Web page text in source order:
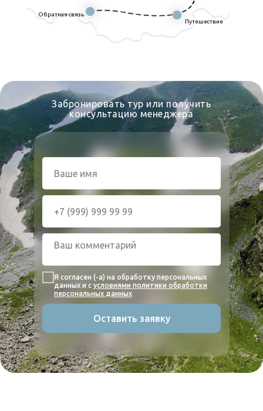
Путешествие
Обратная связь
Забронировать тур или получить
консультацию менеджера
Я согласен (-а) на обработку персональных
данных и с условиями политики обработки
персональных данных
Оставить заявку